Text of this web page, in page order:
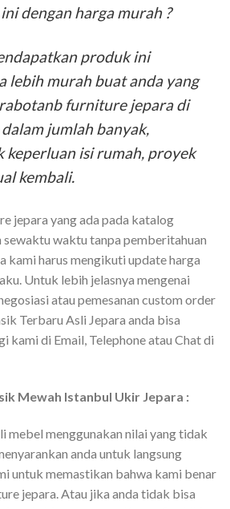
dengan harga murah ?
produk ini
lebih murah buat anda yang
furniture jepara di
jumlah banyak,
keperluan isi rumah, proyek
kembali.
jepara yang ada pada katalog
waktu tanpa pemberitahuan
kami harus mengikuti update harga
Untuk lebih jelasnya mengenai
atau pemesanan custom order
Terbaru Asli Jepara anda bisa
kami di Email, Telephone atau Chat di
Mewah Istanbul Ukir Jepara :
mebel menggunakan nilai yang tidak
anda untuk langsung
untuk memastikan bahwa kami benar
jepara. Atau jika anda tidak bisa